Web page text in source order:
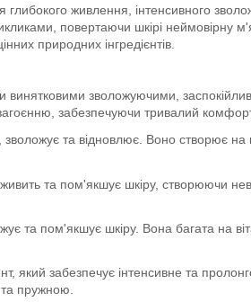
живлення, інтенсивного
повертаючи шкірі неймовірну
природних інгредієнтів.
винятковими зволожуючими,
забезпечуючи тривалий
та відновлює. Воно створює
та пом'якшує шкіру, створюючи
та пом'якшує шкіру. Вона багата на
який забезпечує інтенсивне та
пружною.